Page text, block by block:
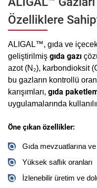
Özelliklere
ALIGAL™, gıda ve
geliştirilmiş gıda gazı
azot (N₂), karbondioksit
bu gazların kontrollü
karışımları, gıda
uygulamalarında
Öne çıkan özellikler:
Gıda mevzuatlarına
Yüksek saflık oranları
İzlenebilir üretim ve